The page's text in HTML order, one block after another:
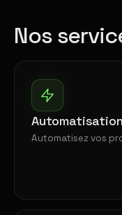
Nos
Automatisez vos